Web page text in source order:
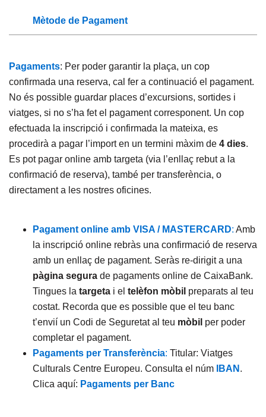
Mètode de Pagament
Pagaments: Per poder garantir la plaça, un cop
confirmada una reserva, cal fer a continuació el pagament.
No és possible guardar places d’excursions, sortides i
viatges, si no s’ha fet el pagament corresponent. Un cop
efectuada la inscripció i confirmada la mateixa, es
procedirà a pagar l’import en un termini màxim de 4 dies.
Es pot pagar online amb targeta (via l’enllaç rebut a la
confirmació de reserva), també per transferència, o
directament a les nostres oficines.
Pagament online amb VISA / MASTERCARD: Amb
la inscripció online rebràs una confirmació de reserva
amb un enllaç de pagament. Seràs re-dirigit a una
pàgina segura de pagaments online de CaixaBank.
Tingues la targeta i el telèfon mòbil preparats al teu
costat. Recorda que es possible que el teu banc
t’envií un Codi de Seguretat al teu mòbil per poder
completar el pagament.
Pagaments per Transferència: Titular: Viatges
Culturals Centre Europeu. Consulta el núm
IBAN .
Clica aquí: Pagaments per Banc